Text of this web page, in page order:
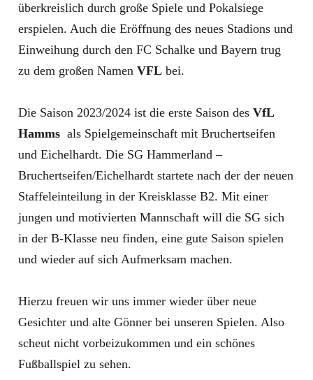
überkreislich durch große Spiele und Pokalsiege
erspielen. Auch die Eröffnung des neues Stadions und
Einweihung durch den FC Schalke und Bayern trug
zu dem großen Namen VFL bei.
Die Saison 2023/2024 ist die erste Saison des VfL
Hamms als Spielgemeinschaft mit Bruchertseifen
und Eichelhardt. Die SG Hammerland –
Bruchertseifen/Eichelhardt startete nach der der neuen
Staffeleinteilung in der Kreisklasse B2. Mit einer
jungen und motivierten Mannschaft will die SG sich
in der B-Klasse neu finden, eine gute Saison spielen
und wieder auf sich Aufmerksam machen.
Hierzu freuen wir uns immer wieder über neue
Gesichter und alte Gönner bei unseren Spielen. Also
scheut nicht vorbeizukommen und ein schönes
Fußballspiel zu sehen.